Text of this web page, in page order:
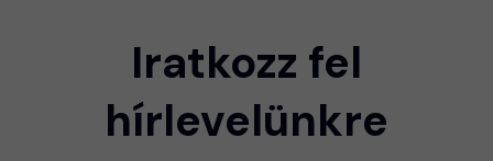
Iratkozz fel
hírlevelünkre